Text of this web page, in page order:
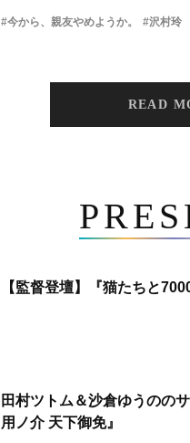
#今から、親友やめようか。 #沢村玲
READ
【監督登壇】『猫たちと
田村ツトム＆沙倉ゆうのの
用ノ介 天下御免』